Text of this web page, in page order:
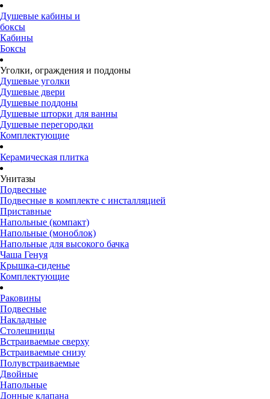
Душевые кабины и
боксы
Кабины
Боксы
Уголки, ограждения и поддоны
Душевые уголки
Душевые двери
Душевые поддоны
Душевые шторки для ванны
Душевые перегородки
Комплектующие
Керамическая плитка
Унитазы
Подвесные
Подвесные в комплекте с инсталляцией
Приставные
Напольные (компакт)
Напольные (моноблок)
Напольные для высокого бачка
Чаша Генуя
Крышка-сиденье
Комплектующие
Раковины
Подвесные
Накладные
Столешницы
Встраиваемые сверху
Встраиваемые снизу
Полувстраиваемые
Двойные
Напольные
Донные клапана